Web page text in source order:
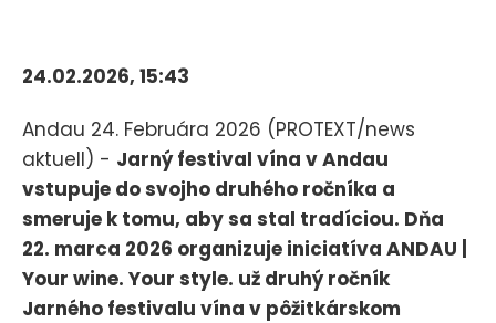
24.02.2026, 15:43
Andau 24. Februára 2026 (PROTEXT/news
aktuell) - Jarný festival vína v Andau
vstupuje do svojho druhého ročníka a
smeruje k tomu, aby sa stal tradíciou. Dňa
22. marca 2026 organizuje iniciatíva ANDAU |
Your wine. Your style. už druhý ročník
Jarného festivalu vína v pôžitkárskom